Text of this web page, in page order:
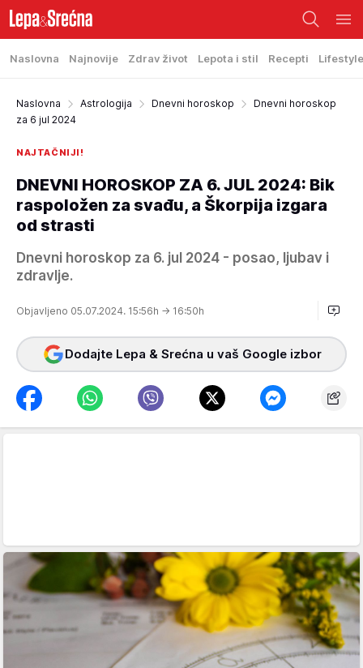
Naslovna Najnovije Zdrav život Lepota i stil Recepti Lifestyle
Naslovna Astrologija Dnevni horoskop
Dnevni horoskop
za 6 jul 2024
NAJTAČNIJI!
DNEVNI HOROSKOP ZA 6. JUL 2024: Bik
raspoložen za svađu, a Škorpija izgara
od strasti
Dnevni horoskop za 6. jul 2024 - posao, ljubav i
zdravlje.
Objavljeno 05.07.2024. 15:56h → 16:50h
Dodajte Lepa & Srećna u vaš Google izbor